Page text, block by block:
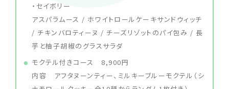
・セイボリー
アスパラムース / ホワイトロールケーキサンドウィッチ
/ チキンバロティーヌ / チーズリゾットのパイ包み / 長
芋と柚子胡椒のグラスサラダ
モクテル付きコース 8,900円
内容 アフタヌーンティー、ミルキーブルーモクテル（シ